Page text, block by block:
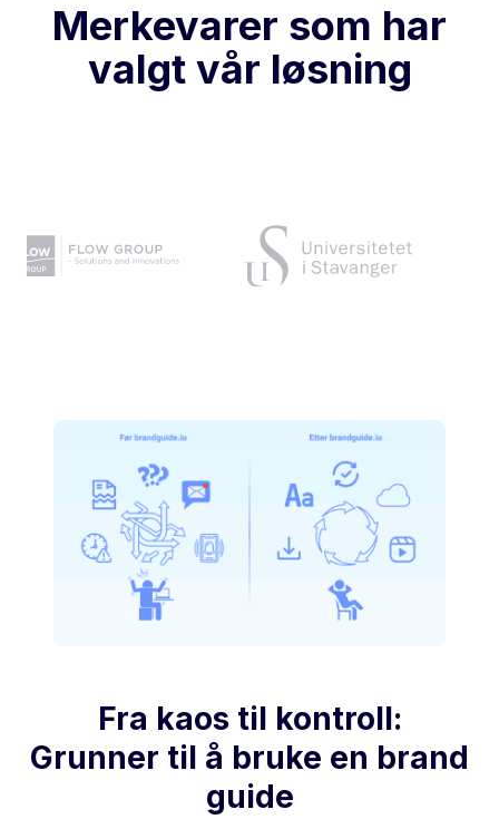
Merkevarer som har
valgt vår løsning
Fra kaos til kontroll:
Grunner til å bruke en brand
guide